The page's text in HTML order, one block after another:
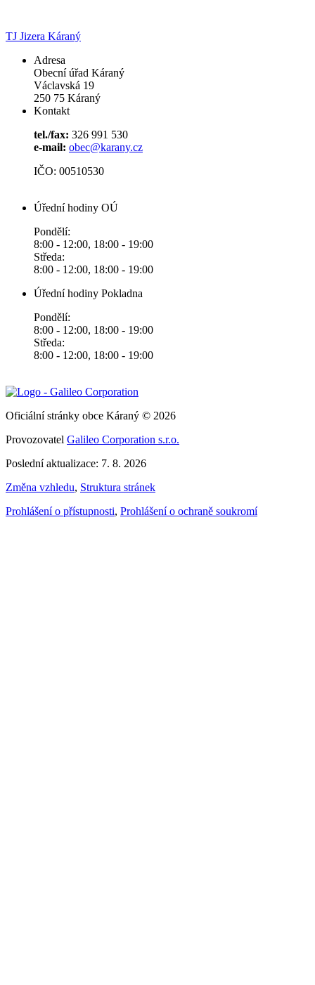
TJ Jizera Káraný
Adresa
Obecní úřad Káraný
Václavská 19
250 75 Káraný
Kontakt
tel./fax: 326 991 530
e-mail: obec@karany.cz
IČO: 00510530
Úřední hodiny OÚ
Pondělí:
8:00 - 12:00, 18:00 - 19:00
Středa:
8:00 - 12:00, 18:00 - 19:00
Úřední hodiny Pokladna
Pondělí:
8:00 - 12:00, 18:00 - 19:00
Středa:
8:00 - 12:00, 18:00 - 19:00
Oficiální stránky obce Káraný © 2026
Provozovatel Galileo Corporation s.r.o.
Poslední aktualizace: 7. 8. 2026
Změna vzhledu, Struktura stránek
Prohlášení o přístupnosti, Prohlášení o ochraně soukromí